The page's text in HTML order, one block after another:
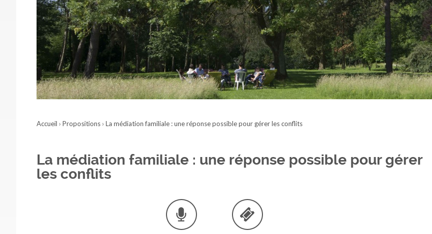
Accueil › Propositions › La médiation familiale : une réponse possible pour gérer les conflits
La médiation familiale : une réponse possible pour gérer
les conflits